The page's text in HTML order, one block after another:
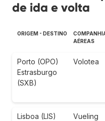
de ida e volta
ORIGEM - DESTINO
AÉREAS
Porto (OPO)
Estrasburgo
(SXB)
Volotea
Lisboa (LIS)
Vueling